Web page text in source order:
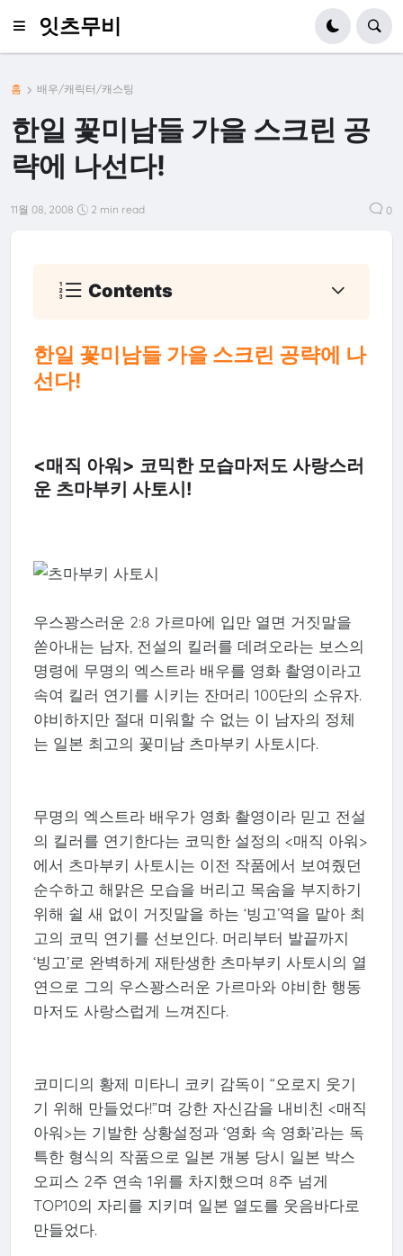
잇츠무비
홈 배우/캐릭터/캐스팅
한일 꽃미남들 가을 스크린 공
략에 나선다!
11월 08, 2008 2 min read 0
Contents
한일 꽃미남들 가을 스크린 공략에 나
선다!
<매직 아워> 코믹한 모습마저도 사랑스러
운 츠마부키 사토시!
우스꽝스러운 2:8 가르마에 입만 열면 거짓말을
쏟아내는 남자, 전설의 킬러를 데려오라는 보스의
명령에 무명의 엑스트라 배우를 영화 촬영이라고
속여 킬러 연기를 시키는 잔머리 100단의 소유자.
야비하지만 절대 미워할 수 없는 이 남자의 정체
는 일본 최고의 꽃미남 츠마부키 사토시다.
무명의 엑스트라 배우가 영화 촬영이라 믿고 전설
의 킬러를 연기한다는 코믹한 설정의 <매직 아워>
에서 츠마부키 사토시는 이전 작품에서 보여줬던
순수하고 해맑은 모습을 버리고 목숨을 부지하기
위해 쉴 새 없이 거짓말을 하는 ‘빙고’역을 맡아 최
고의 코믹 연기를 선보인다. 머리부터 발끝까지
‘빙고’로 완벽하게 재탄생한 츠마부키 사토시의 열
연으로 그의 우스꽝스러운 가르마와 야비한 행동
마저도 사랑스럽게 느껴진다.
코미디의 황제 미타니 코키 감독이 “오로지 웃기
기 위해 만들었다!”며 강한 자신감을 내비친 <매직
아워>는 기발한 상황설정과 ‘영화 속 영화’라는 독
특한 형식의 작품으로 일본 개봉 당시 일본 박스
오피스 2주 연속 1위를 차지했으며 8주 넘게
TOP10의 자리를 지키며 일본 열도를 웃음바다로
만들었다.